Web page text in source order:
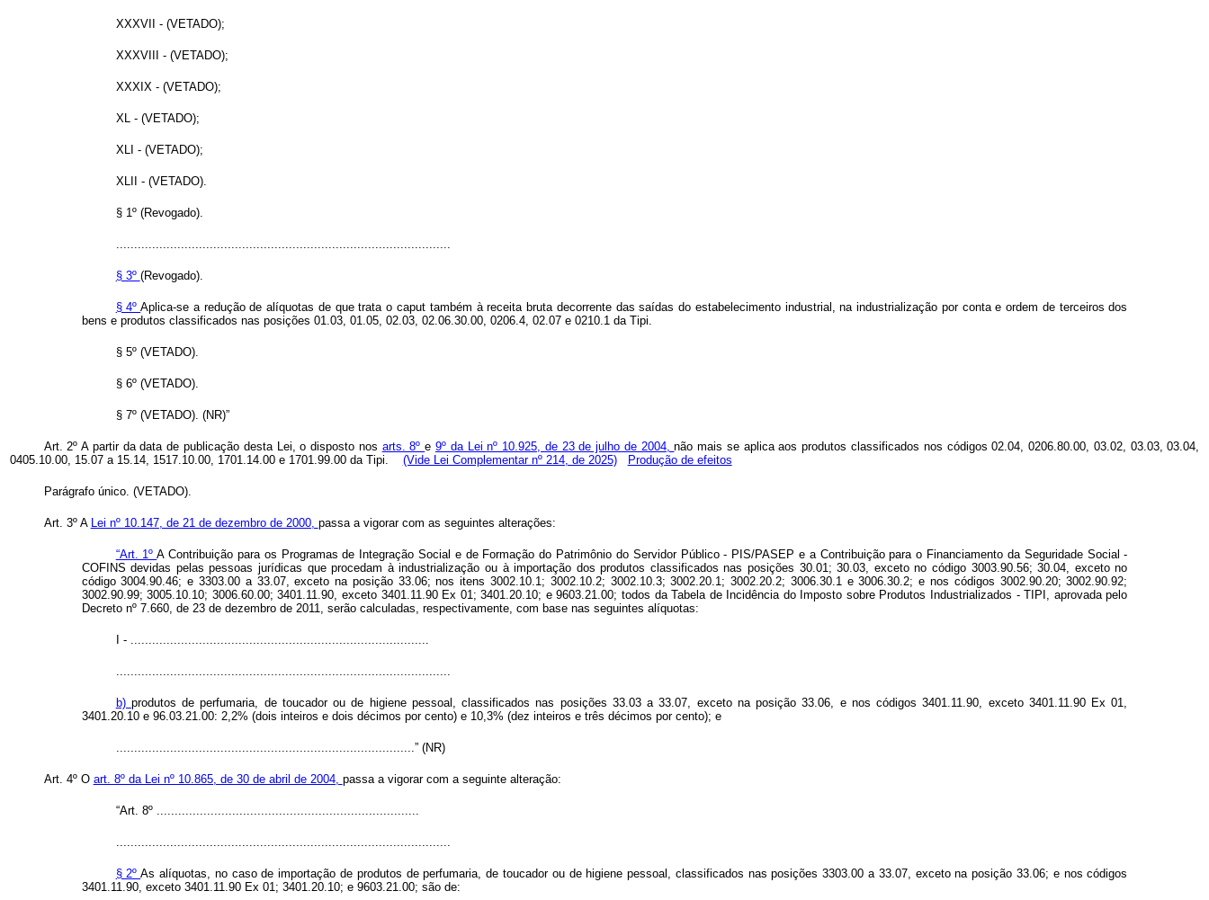
XXXVII - (VETADO);
XXXVIII - (VETADO);
XXXIX - (VETADO);
XL - (VETADO);
XLI - (VETADO);
XLII - (VETADO).
§ 1º (Revogado).
§ 3º (Revogado).
§ 4ºAplica-se a redução de alíquotas de que trata o caput também à receita bruta decorrente das saídas do estabelecimento industrial, na industrialização por conta e ordem de terceiros dos
bens e produtos classificados nas posições 01.03, 01.05, 02.03, 02.06.30.00, 0206.4, 02.07 e 0210.1 da Tipi.
§ 5º (VETADO).
§ 6º (VETADO).
§ 7º (VETADO). (NR)”
Art. 2º A partir da data de publicação desta Lei, o disposto nos arts. 8ºe 9º da Lei nº 10.925, de 23 de julho de 2004,não mais se aplica aos produtos classificados nos códigos 02.04, 0206.80.00, 03.02, 03.03, 03.04,
0405.10.00, 15.07 a 15.14, 1517.10.00, 1701.14.00 e 1701.99.00 da Tipi. (Vide Lei Complementar nº 214, de 2025) Produção de efeitos
Parágrafo único. (VETADO).
Art. 3º A Lei nº 10.147, de 21 de dezembro de 2000, passa a vigorar com as seguintes alterações:
“Art. 1ºA Contribuição para os Programas de Integração Social e de Formação do Patrimônio do Servidor Público - PIS/PASEP e a Contribuição para o Financiamento da Seguridade Social -
COFINS devidas pelas pessoas jurídicas que procedam à industrialização ou à importação dos produtos classificados nas posições 30.01; 30.03, exceto no código 3003.90.56; 30.04, exceto no
código 3004.90.46; e 3303.00 a 33.07, exceto na posição 33.06; nos itens 3002.10.1; 3002.10.2; 3002.10.3; 3002.20.1; 3002.20.2; 3006.30.1 e 3006.30.2; e nos códigos 3002.90.20; 3002.90.92;
3002.90.99; 3005.10.10; 3006.60.00; 3401.11.90, exceto 3401.11.90 Ex 01; 3401.20.10; e 9603.21.00; todos da Tabela de Incidência do Imposto sobre Produtos Industrializados - TIPI, aprovada pelo
Decreto nº 7.660, de 23 de dezembro de 2011, serão calculadas, respectivamente, com base nas seguintes alíquotas:
I - ...................................................................................
b) produtos de perfumaria, de toucador ou de higiene pessoal, classificados nas posições 33.03 a 33.07, exceto na posição 33.06, e nos códigos 3401.11.90, exceto 3401.11.90 Ex 01,
3401.20.10 e 96.03.21.00: 2,2% (dois inteiros e dois décimos por cento) e 10,3% (dez inteiros e três décimos por cento); e
...................................................................................” (NR)
Art. 4º O art. 8º da Lei nº 10.865, de 30 de abril de 2004, passa a vigorar com a seguinte alteração:
“Art. 8º .........................................................................
§ 2ºAs alíquotas, no caso de importação de produtos de perfumaria, de toucador ou de higiene pessoal, classificados nas posições 3303.00 a 33.07, exceto na posição 33.06; e nos códigos
3401.11.90, exceto 3401.11.90 Ex 01; 3401.20.10; e 9603.21.00; são de: